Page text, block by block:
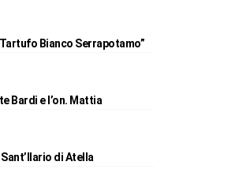
Bianco Serrapotamo”
Bardi e l’on. Mattia
di Atella